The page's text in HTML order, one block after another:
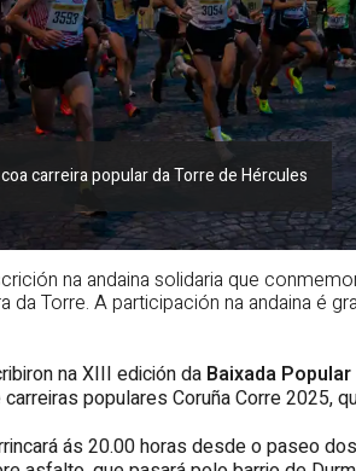
carreira popular da Torre de Hércules
na andaina solidaria que
da Torre. A participación na andaina é
na XIII edición da Baixada
populares Coruña Corre 2025,
ás 20.00 horas desde o paseo